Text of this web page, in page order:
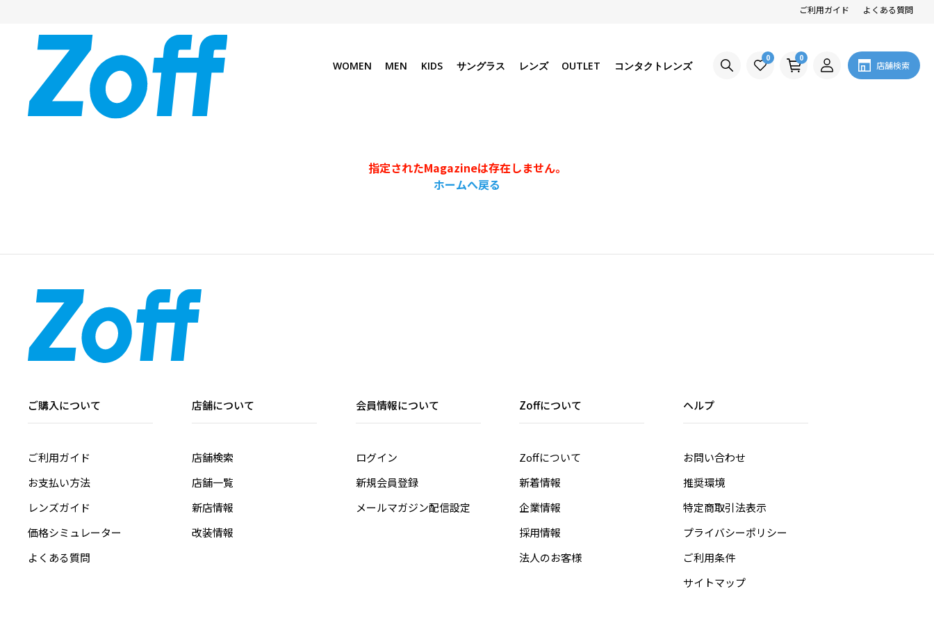
ご利用ガイド よくある質問
WOMEN MEN KIDS サングラス レンズ OUTLET コンタクトレンズ
0 0
店舗検索
指定されたMagazineは存在しません。
ホームへ戻る
ご購入について
ご利用ガイド
お支払い方法
レンズガイド
価格シミュレーター
よくある質問
店舗について
店舗検索
店舗一覧
新店情報
改装情報
会員情報について
ログイン
新規会員登録
メールマガジン配信設定
Zoffについて
Zoffについて
新着情報
企業情報
採用情報
法人のお客様
ヘルプ
お問い合わせ
推奨環境
特定商取引法表示
プライバシーポリシー
ご利用条件
サイトマップ